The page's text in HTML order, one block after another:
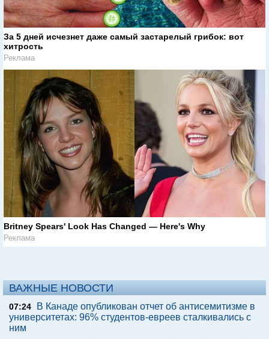
За 5 дней исчезнет даже самый застарелый грибок: вот
хитрость
Реклама
Britney Spears' Look Has Changed — Here's Why
Реклама
ВАЖНЫЕ НОВОСТИ
07:24
В Канаде опубликован отчет об антисемитизме в
университетах: 96% студентов-евреев сталкивались с
ним